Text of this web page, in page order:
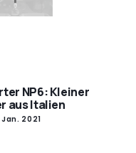
NP6: Kleiner
aus Italien
2021